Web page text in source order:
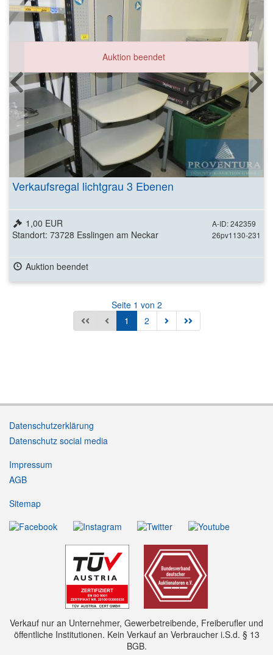
Auktion beendet
Verkaufsregal lichtgrau 3 Ebenen
A-ID: 242359
26pv1130-231
1,00 EUR
Standort: 73728 Esslingen am Neckar
Auktion beendet
Seite 1 von 2
1
2
Datenschutzerklärung
Datenschutz social media
Impressum
AGB
Sitemap
Verkauf nur an Unternehmer, Gewerbetreibende, Freiberufler und
öffentliche Institutionen. Kein Verkauf an Verbraucher i.S.d. § 13
BGB.